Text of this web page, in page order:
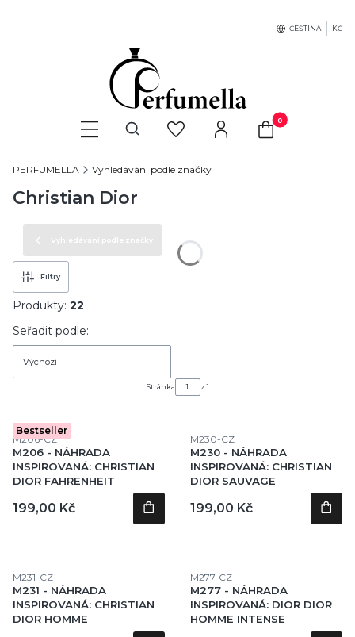
ČEŠTINA KČ
Otevřít vyhledávač Produkty v
PERFUMELLA Vyhledávání podle značky
Christian Dior
Vyhledávání podle značky
Filtry
Produkty: 22
Seznam produktů
Seřadit podle:
Výchozí
Stránka z 1
Bestseller
Kód produktu
M206-CZ
M206 - NÁHRADA
INSPIROVANÁ: CHRISTIAN
DIOR FAHRENHEIT
Cena
199,00 Kč
Kód produktu
M230-CZ
M230 - NÁHRADA
INSPIROVANÁ: CHRISTIAN
DIOR SAUVAGE
Cena
199,00 Kč
Kód produktu
M231-CZ
M231 - NÁHRADA
INSPIROVANÁ: CHRISTIAN
DIOR HOMME
Kód produktu
M277-CZ
M277 - NÁHRADA
INSPIROVANÁ: DIOR DIOR
HOMME INTENSE